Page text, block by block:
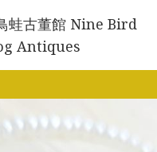
蛙古董館 Nine Bird
Antiques